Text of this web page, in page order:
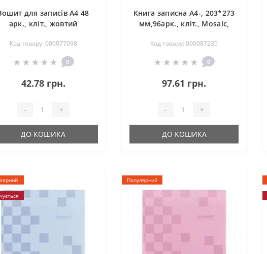
для записів А4 48
арк., кліт., жовтий
Код товару: 000077098
0
42.78 грн.
- +
ДО КОШИКА
Книга записна А4-, 203*273
мм,96арк., кліт., Mosaic,
Код товару: 000087235
0
97.61 грн.
- +
ДО КОШИКА
Популярний